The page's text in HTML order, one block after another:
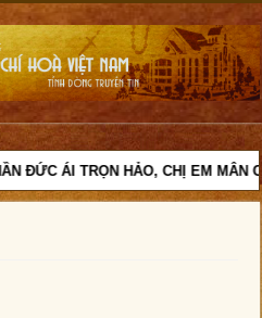
ÁI TRỌN HẢO, CHỊ EM MÂN